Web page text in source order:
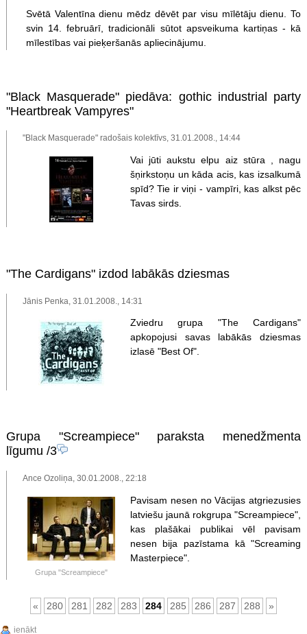
Svētā Valentīna dienu mēdz dēvēt par visu mīlētāju dienu. To
svin 14. februārī, tradicionāli sūtot apsveikuma kartiņas - kā
mīlestības vai pieķeršanās apliecinājumu.
"Black Masquerade" piedāva: gothic industrial party
"Heartbreak Vampyres"
"Black Masquerade" radošais kolektīvs, 31.01.2008., 14:44
Vai jūti aukstu elpu aiz stūra , nagu
šņirkstoņu un kāda acis, kas izsalkumā
spīd? Tie ir viņi - vampīri, kas alkst pēc
Tavas sirds.
"The Cardigans" izdod labākās dziesmas
Jānis Penka, 31.01.2008., 14:31
Zviedru grupa "The Cardigans"
apkopojusi savas labākās dziesmas
izlasē "Best Of".
Grupa "Screampiece" paraksta menedžmenta
līgumu /3
Ance Ozoliņa, 30.01.2008., 22:18
Grupa "Screampiece"
Pavisam nesen no Vācijas atgriezusies
latviešu jaunā rokgrupa "Screampiece",
kas plašākai publikai vēl pavisam
nesen bija pazīstama kā "Screaming
Masterpiece".
« 280 281 282 283 284 285 286 287 288 »
ienākt